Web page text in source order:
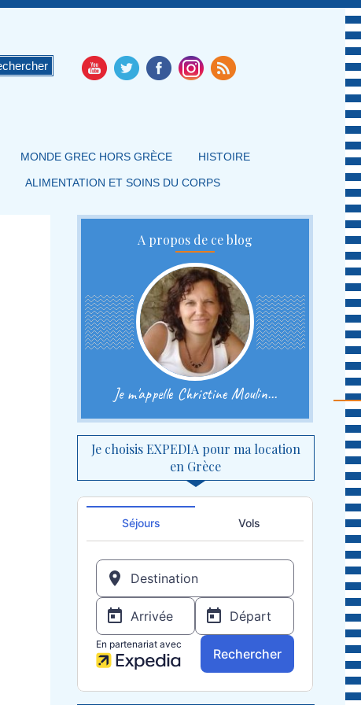
MONDE GREC HORS GRÈCE HISTOIRE
ALIMENTATION ET SOINS DU CORPS
A propos de ce blog
Je m'appelle Christine Moulin...
Je choisis EXPEDIA pour ma location
en Grèce